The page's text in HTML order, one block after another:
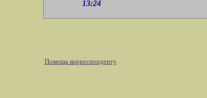
13:24
Помощь корреспонденту